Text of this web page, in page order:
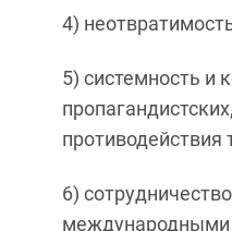
4)
5) системность и
противодействия
6)
международными